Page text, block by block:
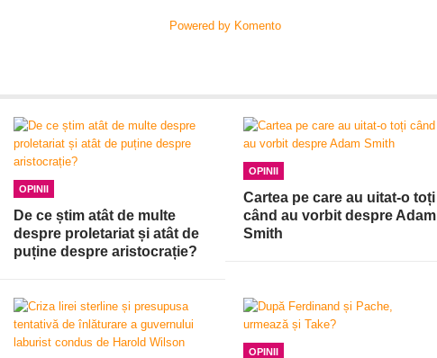
Powered by Komento
OPINII
De ce știm atât de multe
despre proletariat și atât de
puține despre aristocrație?
OPINII
Cartea pe care au uitat-o toți
când au vorbit despre Adam
Smith
OPINII